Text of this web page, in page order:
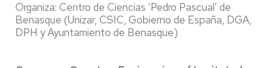
Organiza: Centro de Ciencias ‘Pedro Pascual’ de
Benasque (Unizar, CSIC, Gobierno de España, DGA,
DPH y Ayuntamiento de Benasque)